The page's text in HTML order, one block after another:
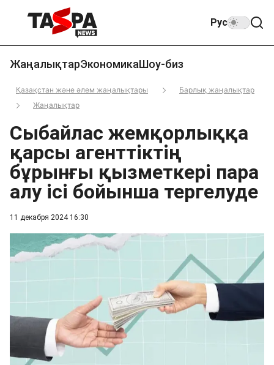
Рус
ЖаңалықтарЭкономикаШоу-биз
Қазақстан және әлем жаңалықтары
Барлық жаңалықтар
Жаңалықтар
11 декабря 2024 16:30
Сыбайлас жемқорлыққа
қарсы агенттіктің
бұрынғы қызметкері пара
алу ісі бойынша тергелуде